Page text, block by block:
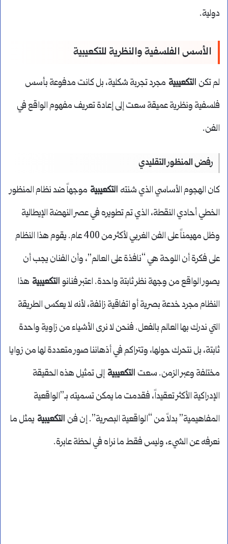
دولية.
الأسس الفلسفية والنظرية للتكعيبية
لم تكن التكعيبية مجرد تجربة شكلية، بل كانت مدفوعة بأسس
فلسفية ونظرية عميقة سعت إلى إعادة تعريف مفهوم الواقع في
الفن.
رفض المنظور التقليدي
كان الهجوم الأساسي الذي شنته التكعيبية موجهاً ضد نظام المنظور
الخطي أحادي النقطة، الذي تم تطويره في عصر النهضة الإيطالية
وظل مهيمناً على الفن الغربي لأكثر من 400 عام. يقوم هذا النظام
على فكرة أن اللوحة هي “نافذة على العالم”، وأن الفنان يجب أن
يصور الواقع من وجهة نظر ثابتة واحدة. اعتبر فنانو التكعيبية هذا
النظام مجرد خدعة بصرية أو اتفاقية زائفة، لأنه لا يعكس الطريقة
التي ندرك بها العالم بالفعل. فنحن لا نرى الأشياء من زاوية واحدة
ثابتة، بل نتحرك حولها، وتتراكم في أذهاننا صور متعددة لها من زوايا
مختلفة وعبر الزمن. سعت التكعيبية إلى تمثيل هذه الحقيقة
الإدراكية الأكثر تعقيداً، فقدمت ما يمكن تسميته بـ”الواقعية
المفاهيمية” بدلاً من “الواقعية البصرية”. إن فن التكعيبية يمثل ما
نعرفه عن الشيء، وليس فقط ما نراه في لحظة عابرة.